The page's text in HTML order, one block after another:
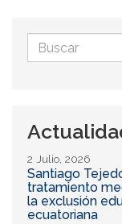
Formulario
de
2 Julio, 2026
Santiago
tratamiento
la exclusión
ecuatoriana